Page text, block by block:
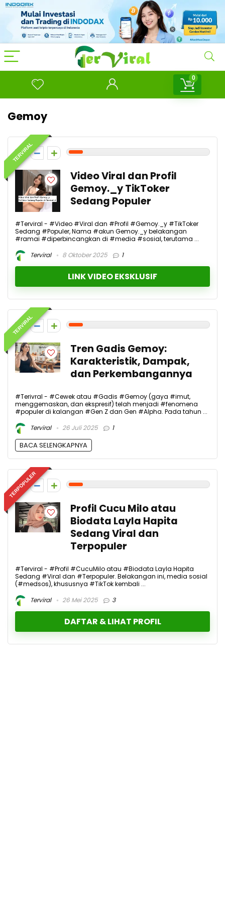
0
Gemoy
TERVIRAL
1
Video Viral dan Profil
Gemoy._y TikToker
Sedang Populer
#Terviral - #Video #Viral dan #Profil #Gemoy._y #TikToker
Sedang #Populer, Nama #akun Gemoy._y belakangan
#ramai #diperbincangkan di #media #sosial, terutama ...
Terviral
8 Oktober 2025 1
LINK VIDEO EKSKLUSIF
TERVIRAL
1
Tren Gadis Gemoy:
Karakteristik, Dampak,
dan Perkembangannya
#Terivral - #Cewek atau #Gadis #Gemoy (gaya #imut,
menggemaskan, dan ekspresif) telah menjadi #fenomena
#populer di kalangan #Gen Z dan Gen #Alpha. Pada tahun ...
Terviral
26 Juli 2025 1
BACA SELENGKAPNYA
TERPOPULER
1
Profil Cucu Milo atau
Biodata Layla Hapita
Sedang Viral dan
Terpopuler
#Terviral - #Profil #CucuMilo atau #Biodata Layla Hapita
Sedang #Viral dan #Terpopuler. Belakangan ini, media sosial
(#medsos), khususnya #TikTok kembali ...
Terviral
26 Mei 2025 3
DAFTAR & LIHAT PROFIL